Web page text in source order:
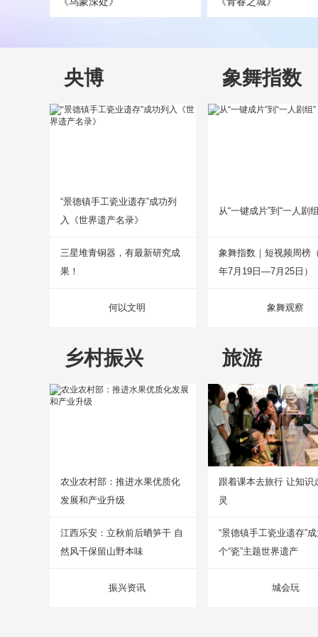
央博
“景德镇手工瓷业遗存”成功列
入《世界遗产名录》
三星堆青铜器，有最新研究成
果！
何以文明
象舞指数
从“一键成片”到“一人剧
象舞指数｜短视频周榜
年7月19日—7月25日）
象舞观察
乡村振兴
农业农村部：推进水果优质化
发展和产业升级
江西乐安：立秋前后晒笋干 自
然风干保留山野本味
振兴资讯
旅游
跟着课本去旅行 让知识
灵
“景德镇手工瓷业遗存”
个“瓷”主题世界遗产
城会玩